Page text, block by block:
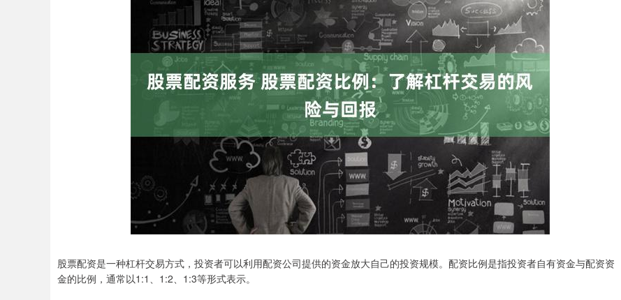
股票配资是一种杠杆交易方式，投资者可以利用配资公司提供的资金放大自己的投资规模。配资比例是指投资者自有资金与配资资
金的比例，通常以1:1、1:2、1:3等形式表示。